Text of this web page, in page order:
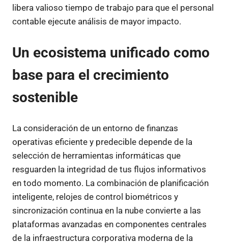
libera valioso tiempo de trabajo para que el personal
contable ejecute análisis de mayor impacto.
Un ecosistema unificado como
base para el crecimiento
sostenible
La consideración de un entorno de finanzas
operativas eficiente y predecible depende de la
selección de herramientas informáticas que
resguarden la integridad de tus flujos informativos
en todo momento. La combinación de planificación
inteligente, relojes de control biométricos y
sincronización continua en la nube convierte a las
plataformas avanzadas en componentes centrales
de la infraestructura corporativa moderna de la